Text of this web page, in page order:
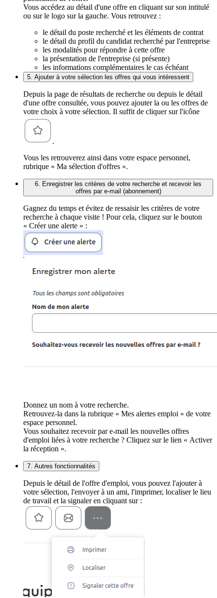
Vous accédez au détail d'une offre en cliquant sur son intitulé
ou sur le logo sur la gauche. Vous retrouvez :
le détail du poste recherché et les éléments de contrat
le détail du profil du candidat recherché par l'entreprise
les modalités pour répondre à cette offre
la présentation de l'entreprise (si présente)
les informations complémentaires le cas échéant
5. Ajouter à votre sélection les offres qui vous intéressent
Depuis la page de résultats de recherche ou depuis le détail
d'une offre consultée, vous pouvez ajouter la ou les offres de
votre choix à votre sélection. Il suffit de cliquer sur l'icône
.
Vous les retrouverez ainsi dans votre espace personnel,
rubrique « Ma sélection d'offres ».
6. Enregistrer les critères de votre recherche et recevoir les
offres par e-mail (abonnement)
Gagnez du temps et évitez de ressaisir les critères de votre
recherche à chaque visite ! Pour cela, cliquez sur le bouton
« Créer une alerte » :
Donnez un nom à votre recherche.
Retrouvez-la dans la rubrique « Mes alertes emploi » de votre
espace personnel.
Vous souhaitez recevoir par e-mail les nouvelles offres
d'emploi liées à votre recherche ? Cliquez sur le lien « Activer
la réception ».
7. Autres fonctionnalités
Depuis le détail de l'offre d'emploi, vous pouvez l'ajouter à
votre sélection, l'envoyer à un ami, l'imprimer, localiser le lieu
de travail et la signaler en cliquant sur :